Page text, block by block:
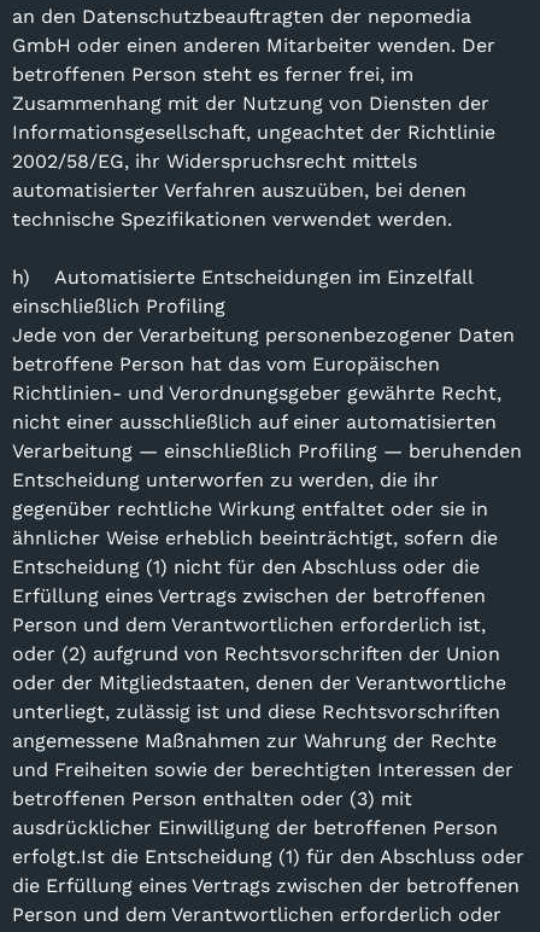
an den Datenschutzbeauftragten der nepomedia
GmbH oder einen anderen Mitarbeiter wenden. Der
betroffenen Person steht es ferner frei, im
Zusammenhang mit der Nutzung von Diensten der
Informationsgesellschaft, ungeachtet der Richtlinie
2002/58/EG, ihr Widerspruchsrecht mittels
automatisierter Verfahren auszuüben, bei denen
technische Spezifikationen verwendet werden.
h) Automatisierte Entscheidungen im Einzelfall
einschließlich Profiling
Jede von der Verarbeitung personenbezogener Daten
betroffene Person hat das vom Europäischen
Richtlinien- und Verordnungsgeber gewährte Recht,
nicht einer ausschließlich auf einer automatisierten
Verarbeitung — einschließlich Profiling — beruhenden
Entscheidung unterworfen zu werden, die ihr
gegenüber rechtliche Wirkung entfaltet oder sie in
ähnlicher Weise erheblich beeinträchtigt, sofern die
Entscheidung (1) nicht für den Abschluss oder die
Erfüllung eines Vertrags zwischen der betroffenen
Person und dem Verantwortlichen erforderlich ist,
oder (2) aufgrund von Rechtsvorschriften der Union
oder der Mitgliedstaaten, denen der Verantwortliche
unterliegt, zulässig ist und diese Rechtsvorschriften
angemessene Maßnahmen zur Wahrung der Rechte
und Freiheiten sowie der berechtigten Interessen der
betroffenen Person enthalten oder (3) mit
ausdrücklicher Einwilligung der betroffenen Person
erfolgt.Ist die Entscheidung (1) für den Abschluss oder
die Erfüllung eines Vertrags zwischen der betroffenen
Person und dem Verantwortlichen erforderlich oder